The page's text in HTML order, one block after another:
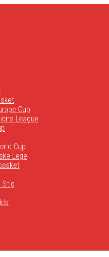
Cup
League
Cup
Lege
Stig